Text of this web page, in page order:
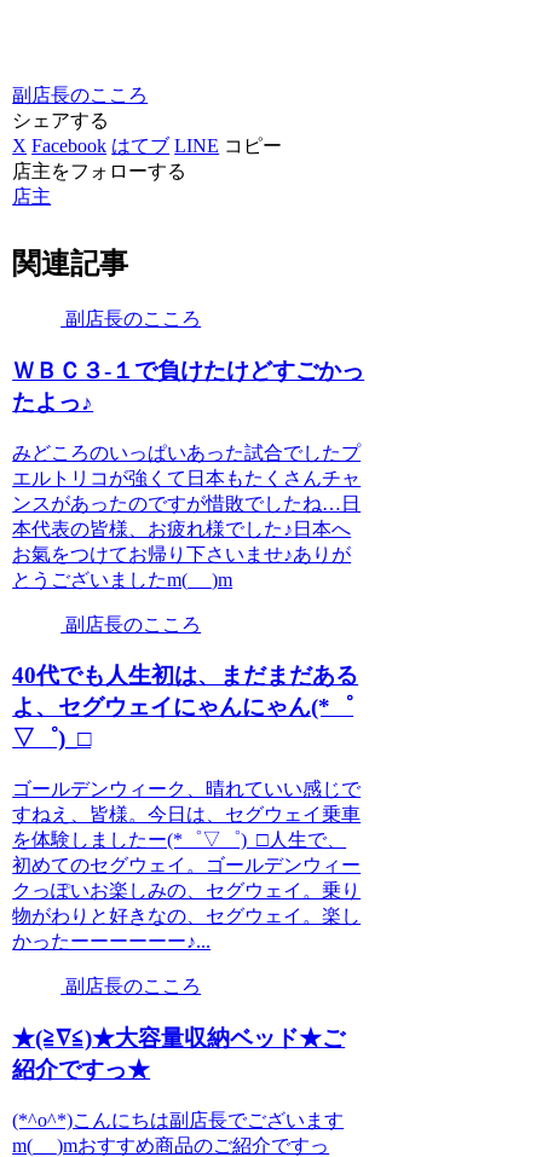
副店長のこころ
シェアする
X Facebook はてブ LINE コピー
店主をフォローする
店主
関連記事
副店長のこころ
ＷＢＣ３-１で負けたけどすごかっ
たよっ♪
みどころのいっぱいあった試合でしたプ
エルトリコが強くて日本もたくさんチャ
ンスがあったのですが惜敗でしたね…日
本代表の皆様、お疲れ様でした♪日本へ
お氣をつけてお帰り下さいませ♪ありが
とうございましたm(_ _)m
副店長のこころ
40代でも人生初は、まだまだある
よ、セグウェイにゃんにゃん(*゜
▽゜)_□
ゴールデンウィーク、晴れていい感じで
すねえ、皆様。今日は、セグウェイ乗車
を体験しましたー(*゜▽゜)_□人生で、
初めてのセグウェイ。ゴールデンウィー
クっぽいお楽しみの、セグウェイ。乗り
物がわりと好きなの、セグウェイ。楽し
かったーーーーーー♪...
副店長のこころ
★(≧∇≦)★大容量収納ベッド★ご
紹介ですっ★
(*^o^*)こんにちは副店長でございます
m(_ _)mおすすめ商品のご紹介ですっ